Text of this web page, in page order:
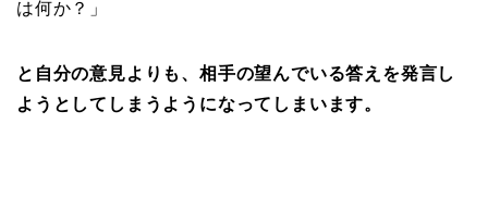
は何か？」
と自分の意見よりも、相手の望んでいる答えを発言し
ようとしてしまうようになってしまいます。